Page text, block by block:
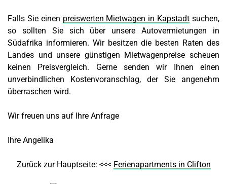
Falls Sie einen preiswerten Mietwagen in Kapstadt suchen,
so sollten Sie sich über unsere Autovermietungen in
Südafrika informieren. Wir besitzen die besten Raten des
Landes und unsere günstigen Mietwagenpreise scheuen
keinen Preisvergleich. Gerne senden wir Ihnen einen
unverbindlichen Kostenvoranschlag, der Sie angenehm
überraschen wird.
Wir freuen uns auf Ihre Anfrage
Ihre Angelika
Zurück zur Hauptseite: <<< Ferienapartments in Clifton